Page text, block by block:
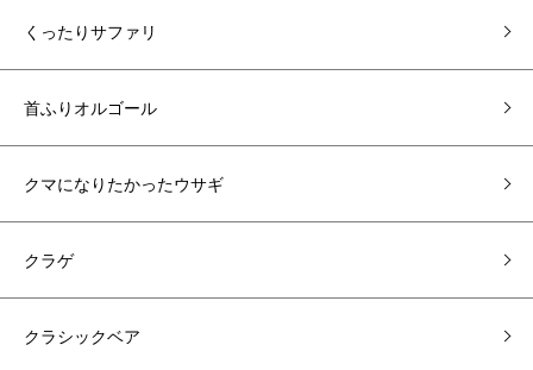
くったりサファリ
首ふりオルゴール
クマになりたかったウサギ
クラゲ
クラシックベア